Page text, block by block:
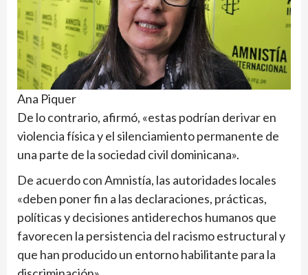
Ana Piquer
De lo contrario, afirmó, «estas podrían derivar en
violencia física y el silenciamiento permanente de
una parte de la sociedad civil dominicana».
De acuerdo con Amnistía, las autoridades locales
«deben poner fin a las declaraciones, prácticas,
políticas y decisiones antiderechos humanos que
favorecen la persistencia del racismo estructural y
que han producido un entorno habilitante para la